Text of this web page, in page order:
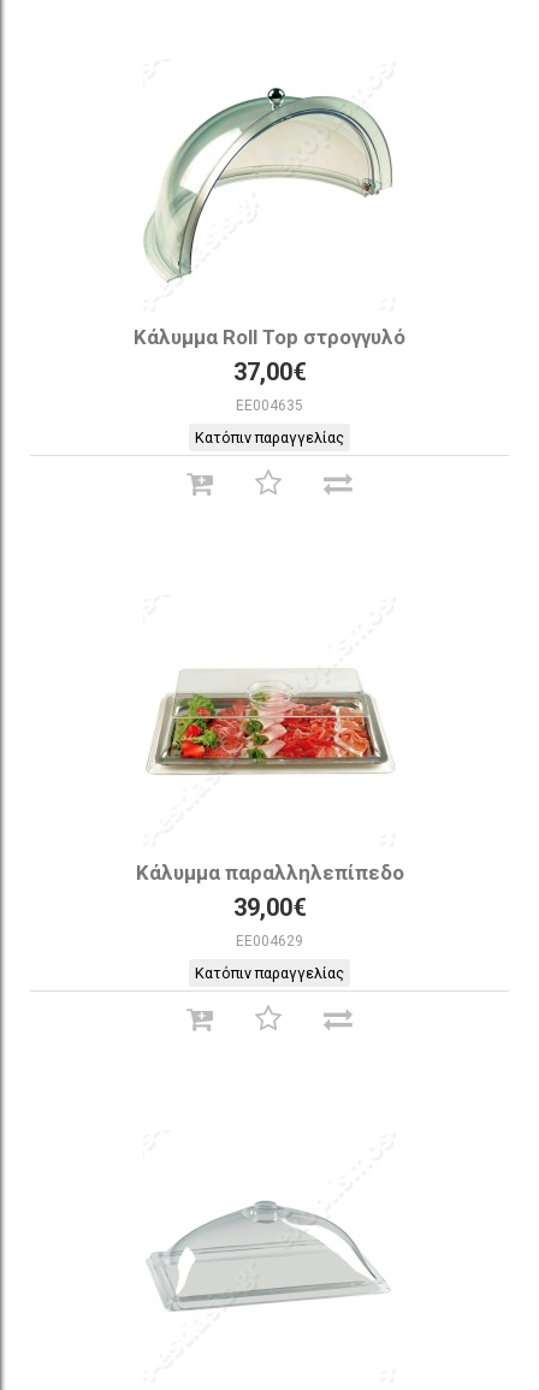
Κάλυμμα Roll Top στρογγυλό
37,00€
EE004635
Κατόπιν παραγγελίας
Κάλυμμα παραλληλεπίπεδο
39,00€
EE004629
Κατόπιν παραγγελίας